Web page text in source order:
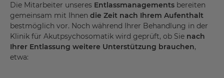
Die Mitarbeiter unseres Entlassmanagements bereiten
gemeinsam mit Ihnen die Zeit nach Ihrem Aufenthalt
bestmöglich vor. Noch während Ihrer Behandlung in der
Klinik für Akutpsychosomatik wird geprüft, ob Sie nach
Ihrer Entlassung weitere Unterstützung brauchen,
etwa: